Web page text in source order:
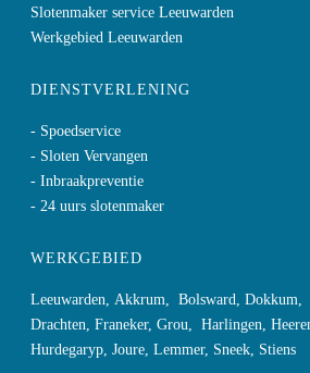
Slotenmaker service Leeuwarden
Werkgebied Leeuwarden
DIENSTVERLENING
- Spoedservice
- Sloten Vervangen
- Inbraakpreventie
- 24 uurs slotenmaker
WERKGEBIED
Leeuwarden,Akkrum,Bolsward,Dokkum,
Drachten,Franeker,Grou,Harlingen,
Hurdegaryp,Joure,Lemmer, Sneek, Stiens